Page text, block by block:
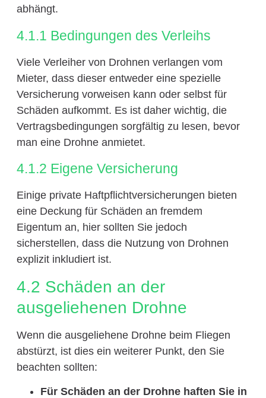
abhängt.
4.1.1 Bedingungen des Verleihs
Viele Verleiher von Drohnen verlangen vom
Mieter, dass dieser entweder eine spezielle
Versicherung vorweisen kann oder selbst für
Schäden aufkommt. Es ist daher wichtig, die
Vertragsbedingungen sorgfältig zu lesen, bevor
man eine Drohne anmietet.
4.1.2 Eigene Versicherung
Einige private Haftpflichtversicherungen bieten
eine Deckung für Schäden an fremdem
Eigentum an, hier sollten Sie jedoch
sicherstellen, dass die Nutzung von Drohnen
explizit inkludiert ist.
4.2 Schäden an der
ausgeliehenen Drohne
Wenn die ausgeliehene Drohne beim Fliegen
abstürzt, ist dies ein weiterer Punkt, den Sie
beachten sollten:
Für Schäden an der Drohne haften Sie in